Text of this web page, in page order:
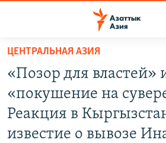
Вернуться
основному
содержанию
Вернутся
главной
КАЗАХСТАН
НОВОСТИ
ВОЙНА В УКРАИНЕ
ЦЕНТРАЛЬНАЯ АЗИЯ
«Позор для властей»
«покушение на
Реакция в
известие о вывозе